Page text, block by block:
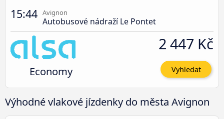
15:44 Avignon
Autobusové nádraží Le Pontet
Economy
2 447 Kč
Vyhledat
Výhodné vlakové jízdenky do města Avignon